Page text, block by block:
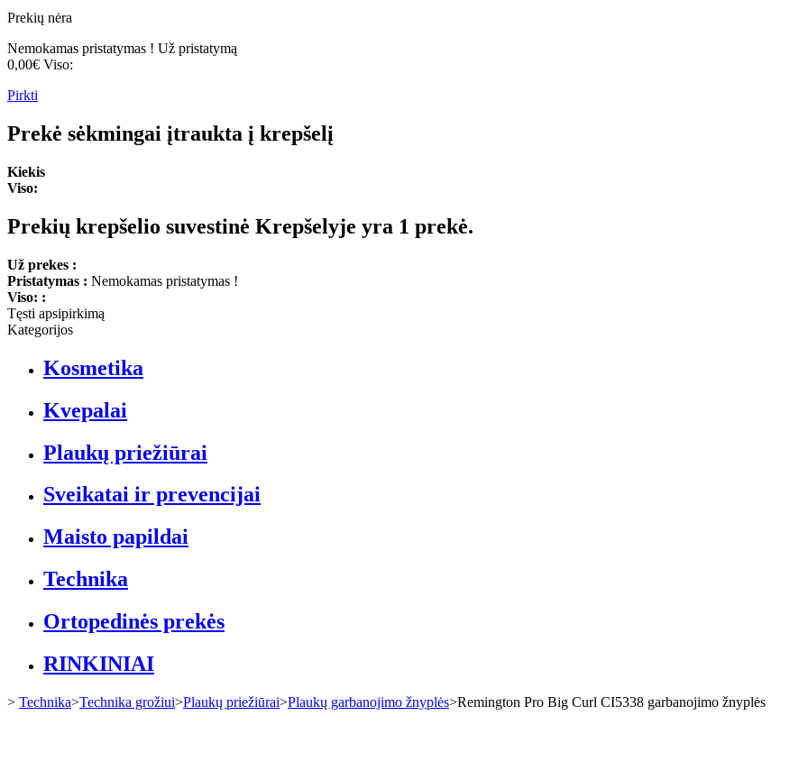
Prekių nėra
Nemokamas pristatymas ! Už pristatymą
0,00€ Viso:
Pirkti
Prekė sėkmingai įtraukta į krepšelį
Kiekis
Viso:
Prekių krepšelio suvestinė Krepšelyje yra 1 prekė.
Už prekes :
Pristatymas : Nemokamas pristatymas !
Viso: :
Tęsti apsipirkimą
Kategorijos
Kosmetika
Kvepalai
Plaukų priežiūrai
Sveikatai ir prevencijai
Maisto papildai
Technika
Ortopedinės prekės
RINKINIAI
> Technika>Technika grožiui>Plaukų priežiūrai>Plaukų garbanojimo žnyplės>Remington Pro Big Curl CI5338 garbanojimo žnyplės